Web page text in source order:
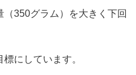
350グラム）を大きく下回
にしています。